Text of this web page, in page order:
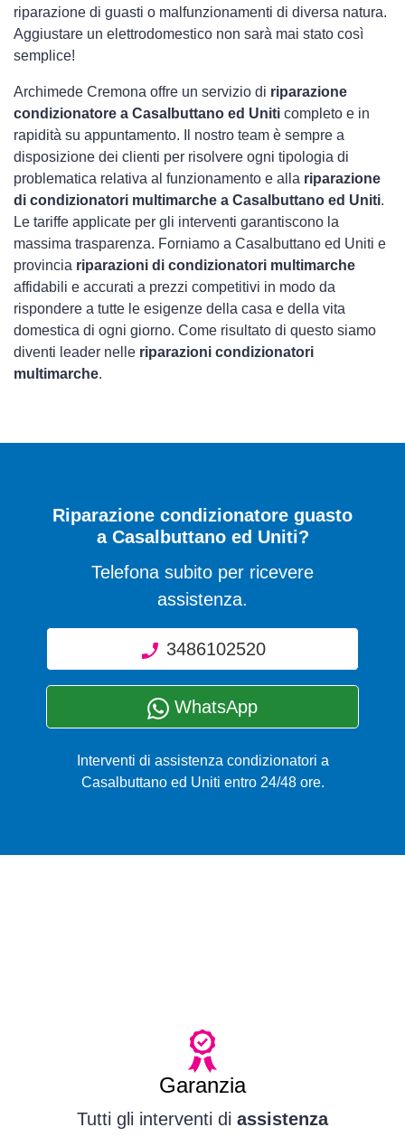
riparazione di guasti o malfunzionamenti di diversa natura.
Aggiustare un elettrodomestico non sarà mai stato così
semplice!
Archimede Cremona offre un servizio di riparazione
condizionatore a Casalbuttano ed Uniti completo e in
rapidità su appuntamento. Il nostro team è sempre a
disposizione dei clienti per risolvere ogni tipologia di
problematica relativa al funzionamento e alla riparazione
di condizionatori multimarche a Casalbuttano ed Uniti.
Le tariffe applicate per gli interventi garantiscono la
massima trasparenza. Forniamo a Casalbuttano ed Uniti e
provincia riparazioni di condizionatori multimarche
affidabili e accurati a prezzi competitivi in modo da
rispondere a tutte le esigenze della casa e della vita
domestica di ogni giorno. Come risultato di questo siamo
diventi leader nelle riparazioni condizionatori
multimarche.
Riparazione condizionatore guasto
a Casalbuttano ed Uniti?
Telefona subito per ricevere
assistenza.
3486102520
WhatsApp
Interventi di assistenza condizionatori a
Casalbuttano ed Uniti entro 24/48 ore.
Garanzia
Tutti gli interventi di assistenza